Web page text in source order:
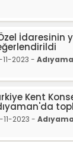
İdaresinin
2023 -
Kent
11-2023 -